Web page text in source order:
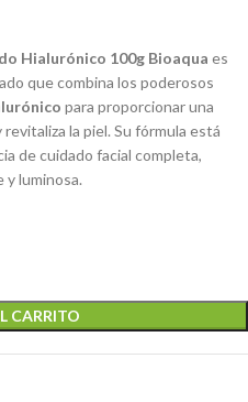
Hialurónico 100g Bioaqua es
que combina los poderosos
para proporcionar una
la piel. Su fórmula está
de cuidado facial completa,
y luminosa.
CARRITO